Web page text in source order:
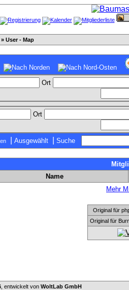
» User - Map
Ort
Ort
Ausgewählt Suche
Name
Mehr
Original für
Original für
, entwickelt von WoltLab GmbH